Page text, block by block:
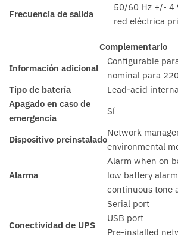
Frecuencia de salida
50/60 Hz +/- 4
red eléctrica
Complementario
Información adicional
Configurable
nominal para
Tipo de batería
Lead-acid
Apagado en caso de
emergencia
Sí
Dispositivo preinstalado
Network
environmental
Alarma
Alarm when on
low battery
continuous tone
Conectividad de UPS
Serial port
USB port
Pre-installed